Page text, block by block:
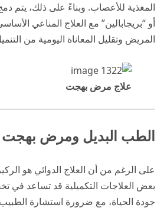
المغذية للأعصاب. وبناءً على ذلك، يتم
أو “بريجابالين” مع العلاج المناعي
المريض وتقليل المعاناة اليومية من
علاج مرض بهجت
الطب البديل ومرض بهجت
على الرغم من أن العلاج الدوائي هو
بعض العلاجات التكميلية قد تساعد في
جودة الحياة، مع ضرورة استشارة الطبيب